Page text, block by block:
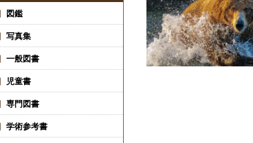
図鑑
写真集
一般図書
児童書
専門図書
学術参考書